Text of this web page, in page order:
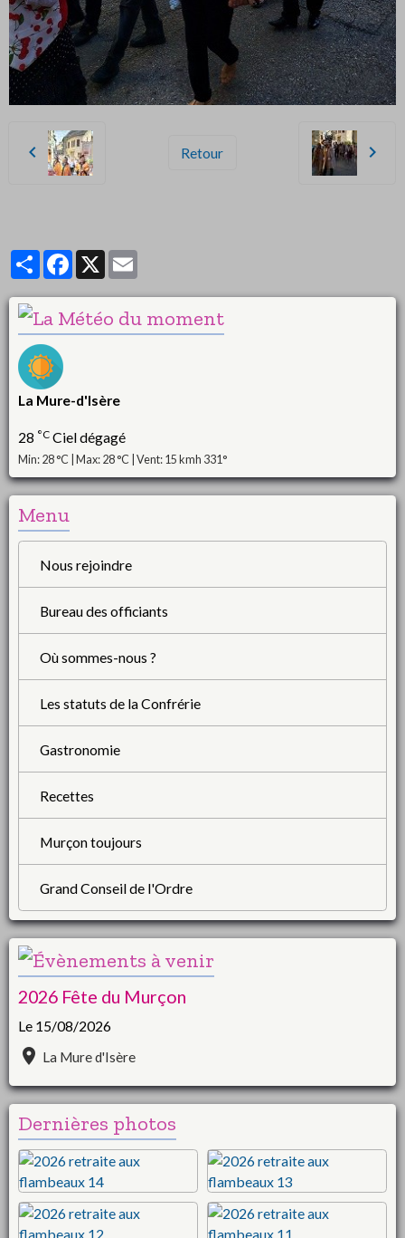
Retour
PartagerFacebook
X
La Mure-d'Isère
28 °C Ciel dégagé
Min: 28 °C | Max: 28 °C | Vent: 15 kmh 331°
Menu
Nous rejoindre
Bureau des officiants
Où sommes-nous ?
Les statuts de la Confrérie
Gastronomie
Recettes
Murçon toujours
Grand Conseil de l'Ordre
2026 Fête du Murçon
Le 15/08/2026
La Mure d'Isère
Dernières photos